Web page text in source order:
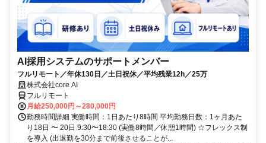
AI採用システムのサポートメンバー
フルリモート／年休130日／土日祝休／平均残業12h／25万
株式会社core AI
フルリモート
月給250,000円～280,000円
勤務時間詳細 実働時間：1日あたり8時間 平均勤務日数：1ヶ月あた
り18日 〜 20日 9:30〜18:30 (実働8時間／休憩1時間) ☆フレックス制
を導入 (出退勤を30分まで前後させることが...